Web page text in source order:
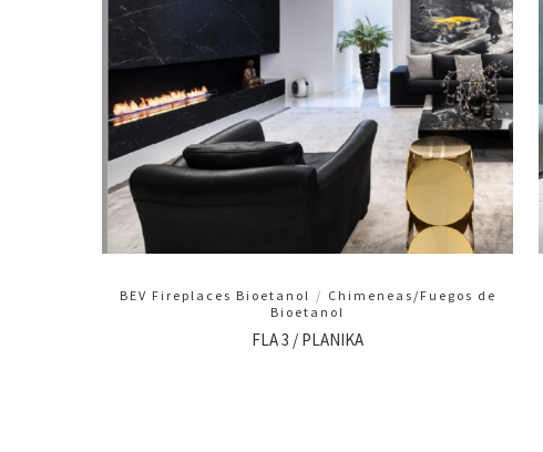
BEV Fireplaces Bioetanol / Chimeneas/Fuegos de
Bioetanol
FLA 3 / PLANIKA